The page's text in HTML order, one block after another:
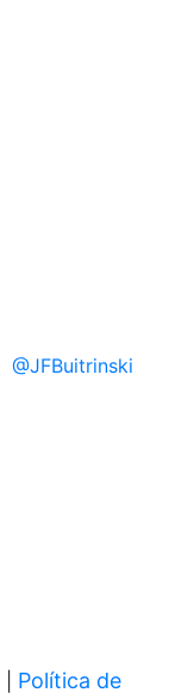
@JFBuitrinski
Política de